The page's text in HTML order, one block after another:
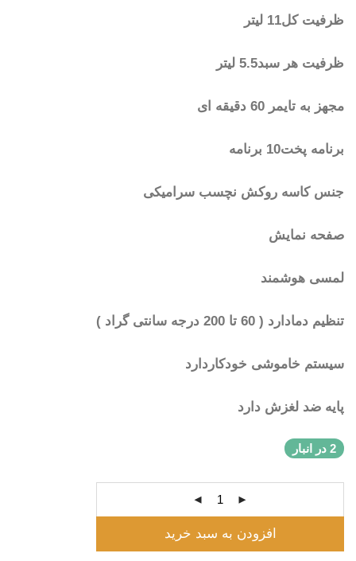
ظرفیت کل11 لیتر
ظرفیت هر سبد5.5 لیتر
مجهز به تایمر 60 دقیقه ای
برنامه پخت10 برنامه
جنس کاسه روکش نچسب سرامیکی
صفحه نمایش
لمسی هوشمند
تنظیم دمادارد ( 60 تا 200 درجه سانتی گراد )
سیستم خاموشی خودکاردارد
پایه ضد لغزش دارد
2 در انبار
افزودن به سبد خرید